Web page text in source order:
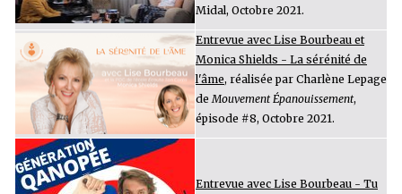
Midal, Octobre 2021.
Entrevue avec Lise Bourbeau et
Monica Shields - La sérénité de
l'âme, réalisée par Charlène Lepage
deMouvement Épanouissement,
épisode #8, Octobre 2021.
Entrevue avec Lise Bourbeau - Tu